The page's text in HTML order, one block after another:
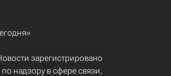
зарегистрировано
надзору в сфере связи,